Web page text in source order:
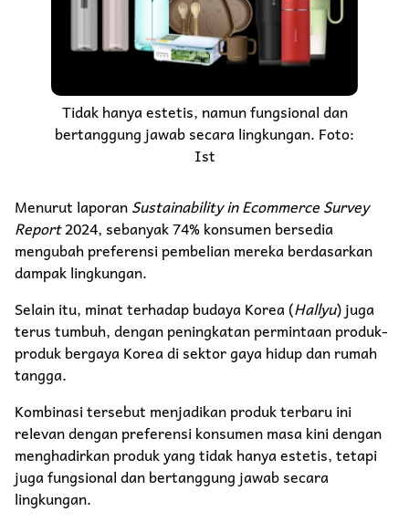
Tidak hanya estetis, namun fungsional dan
bertanggung jawab secara lingkungan. Foto:
Ist
Menurut laporanSustainability in Ecommerce Survey
Report2024, sebanyak 74% konsumen bersedia
mengubah preferensi pembelian mereka berdasarkan
dampak lingkungan.
Selain itu, minat terhadap budaya Korea (Hallyu) juga
terus tumbuh, dengan peningkatan permintaan produk-
produk bergaya Korea di sektor gaya hidup dan rumah
tangga.
Kombinasi tersebut menjadikan produk terbaru ini
relevan dengan preferensi konsumen masa kini dengan
menghadirkan produk yang tidak hanya estetis, tetapi
juga fungsional dan bertanggung jawab secara
lingkungan.